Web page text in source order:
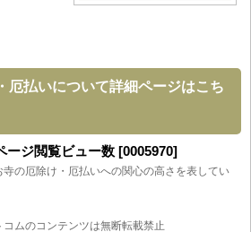
厄払いについて詳細ページはこち
ージ閲覧ビュー数 [0005970]
の厄除け・厄払いへの関心の高さを表してい
ムのコンテンツは無断転載禁止